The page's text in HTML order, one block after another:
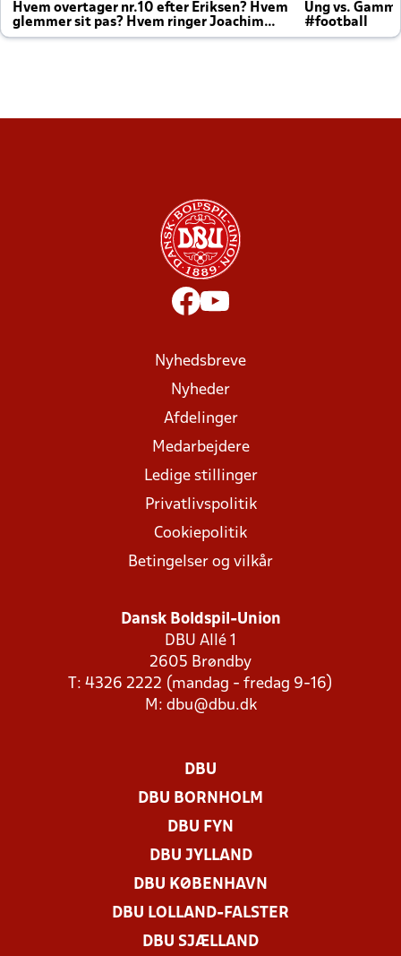
Hvem overtager nr.10 efter Eriksen? Hvem
glemmer sit pas? Hvem ringer Joachim
altid til efter kampe?
Ung vs.
#football
Nyhedsbreve
Nyheder
Afdelinger
Medarbejdere
Ledige stillinger
Privatlivspolitik
Cookiepolitik
Betingelser og vilkår
Dansk Boldspil-Union
DBU Allé 1
2605 Brøndby
T: 4326 2222 (mandag - fredag 9-16)
M: dbu@dbu.dk
DBU
DBU BORNHOLM
DBU FYN
DBU JYLLAND
DBU KØBENHAVN
DBU LOLLAND-FALSTER
DBU SJÆLLAND